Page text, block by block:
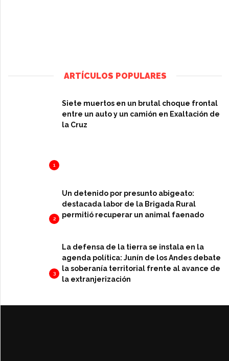
ARTÍCULOS POPULARES
1
Siete muertos en un brutal choque frontal
entre un auto y un camión en Exaltación de
la Cruz
2
Un detenido por presunto abigeato:
destacada labor de la Brigada Rural
permitió recuperar un animal faenado
3
La defensa de la tierra se instala en la
agenda política: Junín de los Andes debate
la soberanía territorial frente al avance de
la extranjerización